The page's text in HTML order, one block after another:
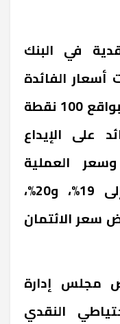
في البنك
الفائدة
خلال اجتماع فبراير الماضي، بواقع 100 نقطة
على الإيداع
وسعر العملية
الرئيسية للبنك المركزي إلى 19%، و20%،
سعر الائتمان
مجلس إدارة
النقدي